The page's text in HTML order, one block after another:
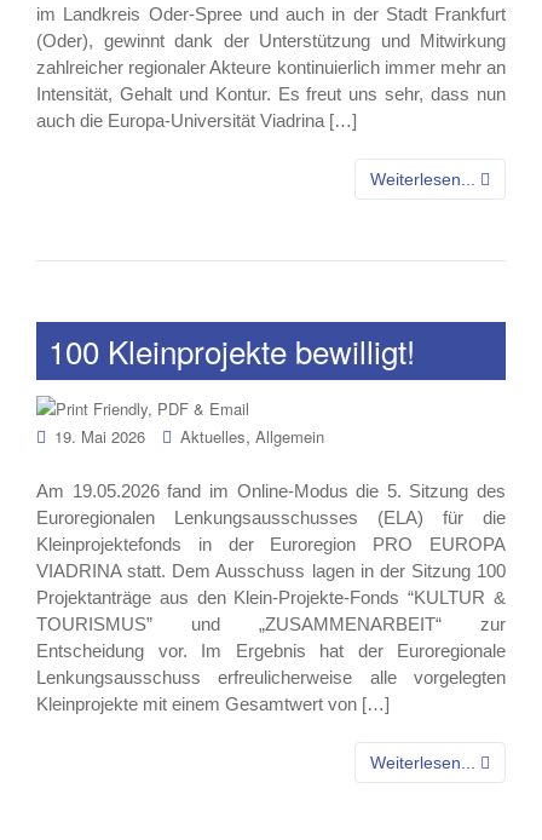
im Landkreis Oder-Spree und auch in der Stadt Frankfurt
(Oder), gewinnt dank der Unterstützung und Mitwirkung
zahlreicher regionaler Akteure kontinuierlich immer mehr an
Intensität, Gehalt und Kontur. Es freut uns sehr, dass nun
auch die Europa-Universität Viadrina […]
Weiterlesen...
100 Kleinprojekte bewilligt!
19. Mai 2026 Aktuelles, Allgemein
Am 19.05.2026 fand im Online-Modus die 5. Sitzung des
Euroregionalen Lenkungsausschusses (ELA) für die
Kleinprojektefonds in der Euroregion PRO EUROPA
VIADRINA statt. Dem Ausschuss lagen in der Sitzung 100
Projektanträge aus den Klein-Projekte-Fonds “KULTUR &
TOURISMUS” und „ZUSAMMENARBEIT“ zur
Entscheidung vor. Im Ergebnis hat der Euroregionale
Lenkungsausschuss erfreulicherweise alle vorgelegten
Kleinprojekte mit einem Gesamtwert von […]
Weiterlesen...